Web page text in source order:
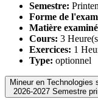
Semestre:
Forme de
Matière
Cours: 3
Exercices: 1
Type: optionnel
Mineur en Technologies
2026-2027